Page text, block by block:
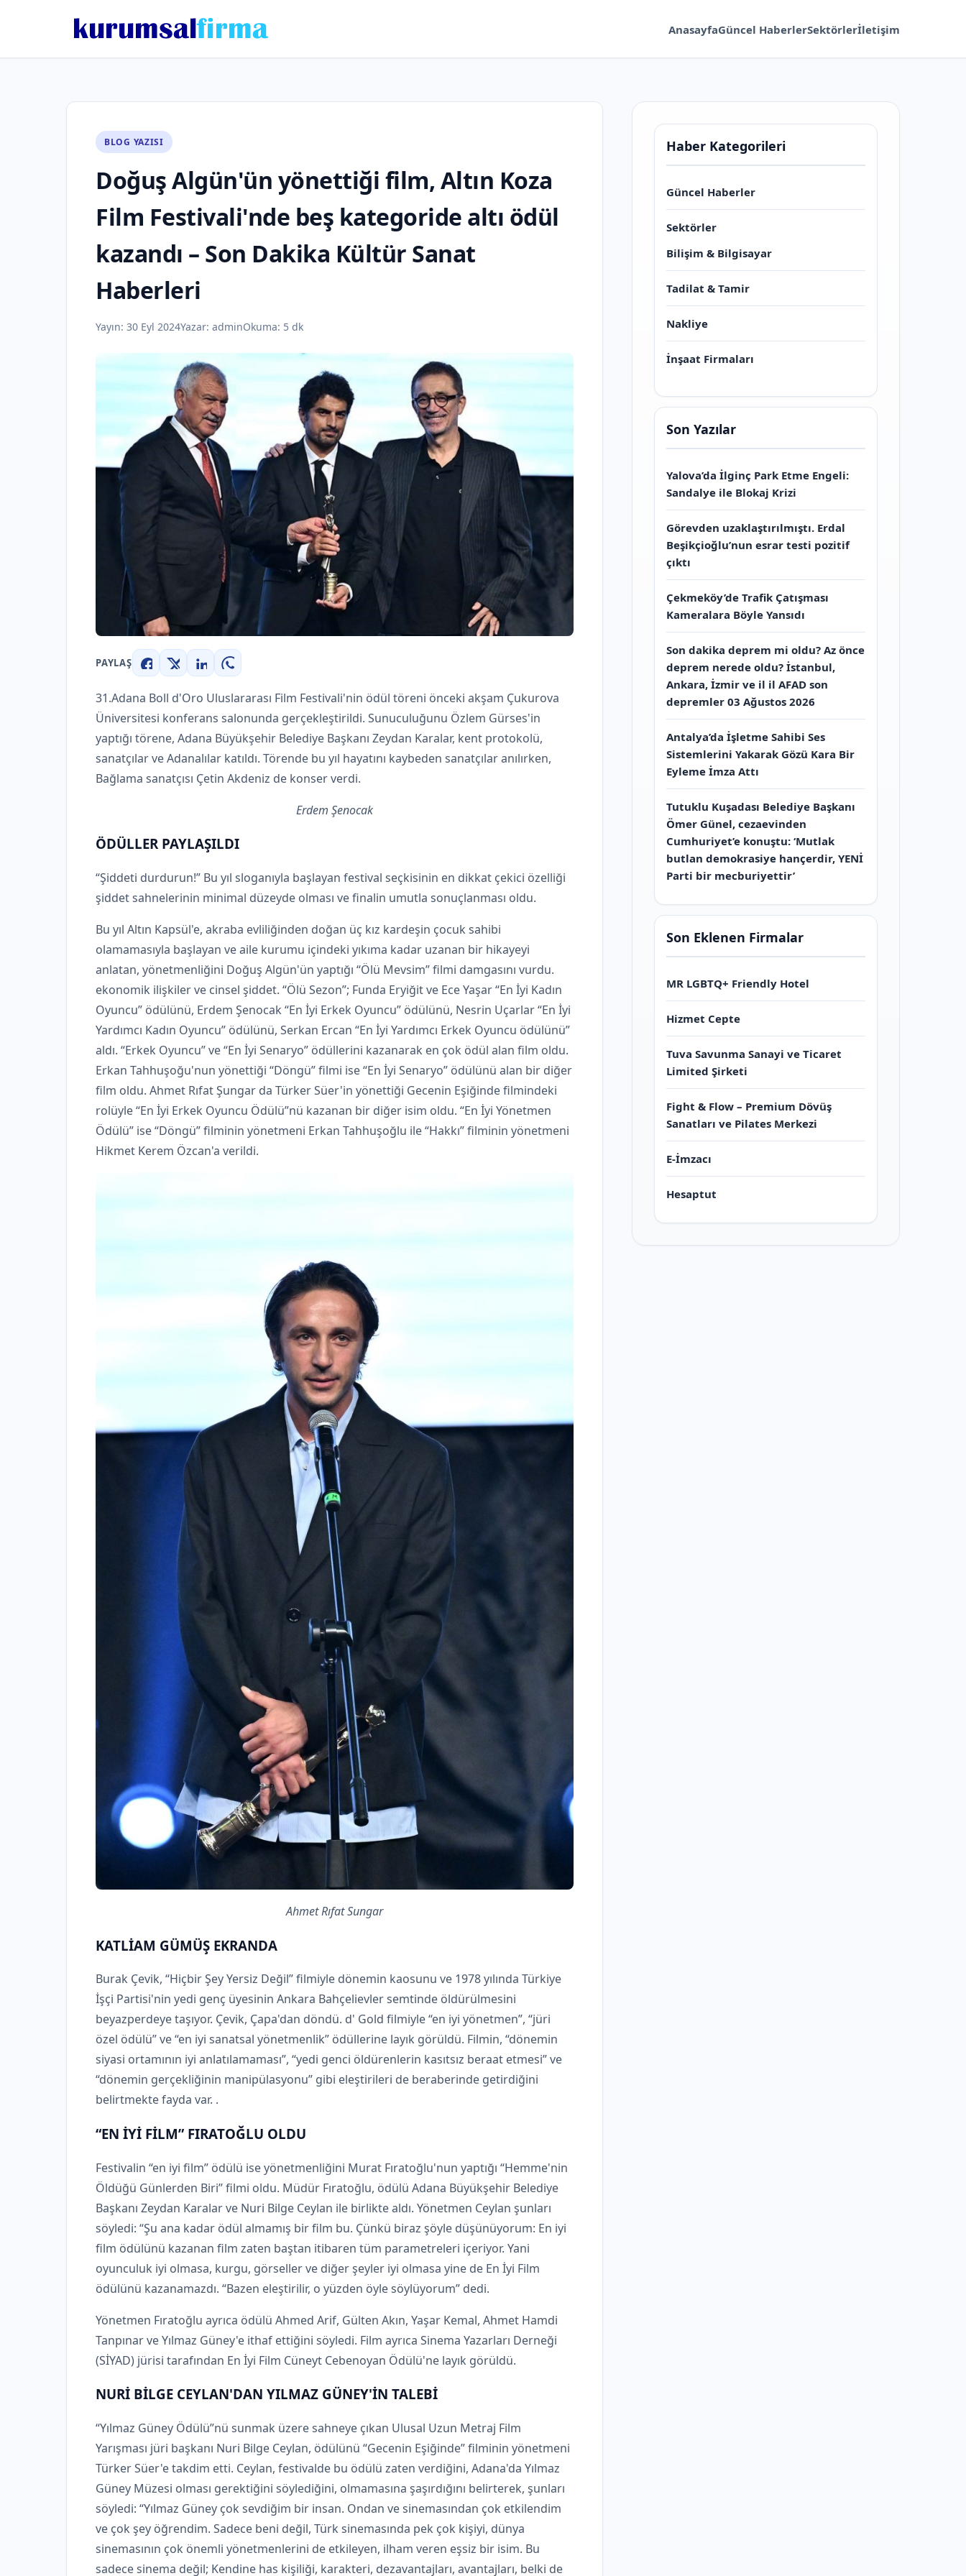
AnasayfaGüncel HaberlerSektörlerİletişim
BLOG YAZISI
Doğuş Algün'ün yönettiği film, Altın Koza
Film Festivali'nde beş kategoride altı ödül
kazandı – Son Dakika Kültür Sanat
Haberleri
Yayın: 30 Eyl 2024Yazar: adminOkuma: 5 dk
PAYLAŞ
Facebook
X LinkedInWhatsApp
31.Adana Boll d'Oro Uluslararası Film Festivali'nin ödül töreni önceki akşam Çukurova
Üniversitesi konferans salonunda gerçekleştirildi. Sunuculuğunu Özlem Gürses'in
yaptığı törene, Adana Büyükşehir Belediye Başkanı Zeydan Karalar, kent protokolü,
sanatçılar ve Adanalılar katıldı. Törende bu yıl hayatını kaybeden sanatçılar anılırken,
Bağlama sanatçısı Çetin Akdeniz de konser verdi.
Erdem Şenocak
ÖDÜLLER PAYLAŞILDI
“Şiddeti durdurun!” Bu yıl sloganıyla başlayan festival seçkisinin en dikkat çekici özelliği
şiddet sahnelerinin minimal düzeyde olması ve finalin umutla sonuçlanması oldu.
Bu yıl Altın Kapsül'e, akraba evliliğinden doğan üç kız kardeşin çocuk sahibi
olamamasıyla başlayan ve aile kurumu içindeki yıkıma kadar uzanan bir hikayeyi
anlatan, yönetmenliğini Doğuş Algün'ün yaptığı “Ölü Mevsim” filmi damgasını vurdu.
ekonomik ilişkiler ve cinsel şiddet. “Ölü Sezon”; Funda Eryiğit ve Ece Yaşar “En İyi Kadın
Oyuncu” ödülünü, Erdem Şenocak “En İyi Erkek Oyuncu” ödülünü, Nesrin Uçarlar “En İyi
Yardımcı Kadın Oyuncu” ödülünü, Serkan Ercan “En İyi Yardımcı Erkek Oyuncu ödülünü”
aldı. “Erkek Oyuncu” ve “En İyi Senaryo” ödüllerini kazanarak en çok ödül alan film oldu.
Erkan Tahhuşoğu'nun yönettiği “Döngü” filmi ise “En İyi Senaryo” ödülünü alan bir diğer
film oldu. Ahmet Rıfat Şungar da Türker Süer'in yönettiği Gecenin Eşiğinde filmindeki
rolüyle “En İyi Erkek Oyuncu Ödülü”nü kazanan bir diğer isim oldu. “En İyi Yönetmen
Ödülü” ise “Döngü” filminin yönetmeni Erkan Tahhuşoğlu ile “Hakkı” filminin yönetmeni
Hikmet Kerem Özcan'a verildi.
Ahmet Rıfat Sungar
KATLİAM GÜMÜŞ EKRANDA
Burak Çevik, “Hiçbir Şey Yersiz Değil” filmiyle dönemin kaosunu ve 1978 yılında Türkiye
İşçi Partisi'nin yedi genç üyesinin Ankara Bahçelievler semtinde öldürülmesini
beyazperdeye taşıyor. Çevik, Çapa'dan döndü. d' Gold filmiyle “en iyi yönetmen”, “jüri
özel ödülü” ve “en iyi sanatsal yönetmenlik” ödüllerine layık görüldü. Filmin, “dönemin
siyasi ortamının iyi anlatılamaması”, “yedi genci öldürenlerin kasıtsız beraat etmesi” ve
“dönemin gerçekliğinin manipülasyonu” gibi eleştirileri de beraberinde getirdiğini
belirtmekte fayda var. .
“EN İYİ FİLM” FIRATOĞLU OLDU
Festivalin “en iyi film” ödülü ise yönetmenliğini Murat Fıratoğlu'nun yaptığı “Hemme'nin
Öldüğü Günlerden Biri” filmi oldu. Müdür Fıratoğlu, ödülü Adana Büyükşehir Belediye
Başkanı Zeydan Karalar ve Nuri Bilge Ceylan ile birlikte aldı. Yönetmen Ceylan şunları
söyledi: “Şu ana kadar ödül almamış bir film bu. Çünkü biraz şöyle düşünüyorum: En iyi
film ödülünü kazanan film zaten baştan itibaren tüm parametreleri içeriyor. Yani
oyunculuk iyi olmasa, kurgu, görseller ve diğer şeyler iyi olmasa yine de En İyi Film
ödülünü kazanamazdı. “Bazen eleştirilir, o yüzden öyle söylüyorum” dedi.
Yönetmen Fıratoğlu ayrıca ödülü Ahmed Arif, Gülten Akın, Yaşar Kemal, Ahmet Hamdi
Tanpınar ve Yılmaz Güney'e ithaf ettiğini söyledi. Film ayrıca Sinema Yazarları Derneği
(SİYAD) jürisi tarafından En İyi Film Cüneyt Cebenoyan Ödülü'ne layık görüldü.
NURİ BİLGE CEYLAN'DAN YILMAZ GÜNEY'İN TALEBİ
“Yılmaz Güney Ödülü”nü sunmak üzere sahneye çıkan Ulusal Uzun Metraj Film
Yarışması jüri başkanı Nuri Bilge Ceylan, ödülünü “Gecenin Eşiğinde” filminin yönetmeni
Türker Süer'e takdim etti. Ceylan, festivalde bu ödülü zaten verdiğini, Adana'da Yılmaz
Güney Müzesi olması gerektiğini söylediğini, olmamasına şaşırdığını belirterek, şunları
söyledi: “Yılmaz Güney çok sevdiğim bir insan. Ondan ve sinemasından çok etkilendim
ve çok şey öğrendim. Sadece beni değil, Türk sinemasında pek çok kişiyi, dünya
sinemasının çok önemli yönetmenlerini de etkileyen, ilham veren eşsiz bir isim. Bu
sadece sinema değil; Kendine has kişiliği, karakteri, dezavantajları, avantajları, belki de
Haber Kategorileri
Güncel Haberler
Sektörler
Bilişim & Bilgisayar
Tadilat & Tamir
Nakliye
İnşaat Firmaları
Son Yazılar
Yalova’da İlginç Park Etme Engeli:
Sandalye ile Blokaj Krizi
Görevden uzaklaştırılmıştı. Erdal
Beşikçioğlu’nun esrar testi pozitif
çıktı
Çekmeköy’de Trafik Çatışması
Kameralara Böyle Yansıdı
Son dakika deprem mi oldu? Az önce
deprem nerede oldu? İstanbul,
Ankara, İzmir ve il il AFAD son
depremler 03 Ağustos 2026
Antalya’da İşletme Sahibi Ses
Sistemlerini Yakarak Gözü Kara Bir
Eyleme İmza Attı
Tutuklu Kuşadası Belediye Başkanı
Ömer Günel, cezaevinden
Cumhuriyet’e konuştu: ‘Mutlak
butlan demokrasiye hançerdir, YENİ
Parti bir mecburiyettir’
Son Eklenen Firmalar
MR LGBTQ+ Friendly Hotel
Hizmet Cepte
Tuva Savunma Sanayi ve Ticaret
Limited Şirketi
Fight & Flow – Premium Dövüş
Sanatları ve Pilates Merkezi
E-İmzacı
Hesaptut